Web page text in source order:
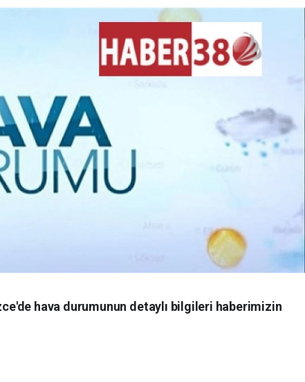
hava durumunun detaylı bilgileri haberimizin